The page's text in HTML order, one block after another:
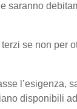
se non
l’esigenza,
disponibili